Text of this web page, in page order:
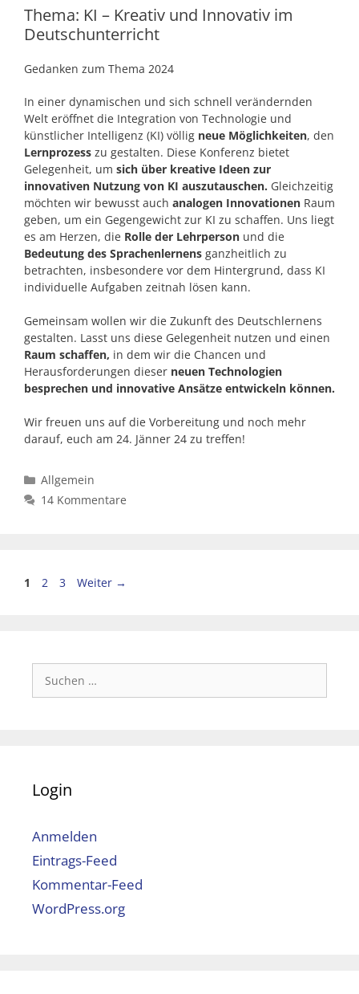
Thema: KI – Kreativ und Innovativ im
Deutschunterricht
Gedanken zum Thema 2024
In einer dynamischen und sich schnell verändernden
Welt eröffnet die Integration von Technologie und
künstlicher Intelligenz (KI) völlig neue Möglichkeiten, den
Lernprozess zu gestalten. Diese Konferenz bietet
Gelegenheit, um sich über kreative Ideen zur
innovativen Nutzung von KI auszutauschen. Gleichzeitig
möchten wir bewusst auch analogen Innovationen Raum
geben, um ein Gegengewicht zur KI zu schaffen. Uns liegt
es am Herzen, die Rolle der Lehrperson und die
Bedeutung des Sprachenlernens ganzheitlich zu
betrachten, insbesondere vor dem Hintergrund, dass KI
individuelle Aufgaben zeitnah lösen kann.
Gemeinsam wollen wir die Zukunft des Deutschlernens
gestalten. Lasst uns diese Gelegenheit nutzen und einen
Raum schaffen, in dem wir die Chancen und
Herausforderungen dieser neuen Technologien
besprechen und innovative Ansätze entwickeln können.
Wir freuen uns auf die Vorbereitung und noch mehr
darauf, euch am 24. Jänner 24 zu treffen!
Kategorien
Allgemein
14 Kommentare
Seite
1 Seite
2 Seite
3 Weiter →
Suchen
nach:
Login
Anmelden
Eintrags-Feed
Kommentar-Feed
WordPress.org